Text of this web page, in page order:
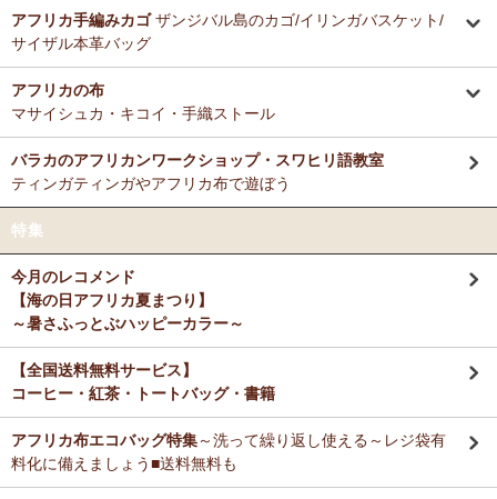
12/3：ティンガティンガ・アート～Sサイズの作品 新入荷！作家
名ごとに2つのカテゴリーでご紹介します
→ 作家名 A―L
→ 作家名 M―Z
11/25：ティンガティンガ・アート～Lサイズの作品 新入荷！作家
→ 作家名 A―L
→ 作家名 M―Z
11/25：ティンガティンガ・アート～Sサイズの作品 新入荷！作家
11/21：【新登場】サロペットパンツ～ゆったり2way～
大人上品シルエット
11/20：キテンゲ本革 ころりんトートバッグ～キテンゲ◇ハイク
オリティ◇で仕立てた新作登場！『ニッポンの技×アフリカの色』
ケあり 賞味期限間近セール！
11/18：ティンガティンガ・アート【会員様シークレットセール】
ミルクティーに合わせる毎朝の紅茶として、味とコストのバランスが
非常に良く、長く家族で愛飲しています。
M さまより キテンゲde洗える立体布マスク～やさしいゴ
ム リバーシブルOKへのご感想
お揃いの柄のフレアスリーブワンピースとペアで使ってます！大のお
気に入り♪
Ｙ さまより キテンゲティアードパンツへのご感想
M さまより キテンゲ ランチクロスへのご感想
たいへん吸水性良いです。大判でハンカチとして便利に使えます。
T さまより キテンゲ フレアスリーブ ロングワンピースへ
のご感想
デザイン、着心地、完璧です！ずっと作って欲しいです。よろしくお
願いします！
アフリカ手編みカゴザンジバル島のカゴ/イリンガバスケット/
サイザル本革バッグ
アフリカの布
マサイシュカ・キコイ・手織ストール
バラカのアフリカンワークショップ・スワヒリ語教室
ティンガティンガやアフリカ布で遊ぼう
特集
今月のレコメンド
【海の日アフリカ夏まつり】
～暑さふっとぶハッピーカラー～
【全国送料無料サービス】
コーヒー・紅茶・トートバッグ・書籍
アフリカ布エコバッグ特集～洗って繰り返し使える～レジ袋有
料化に備えましょう■送料無料も